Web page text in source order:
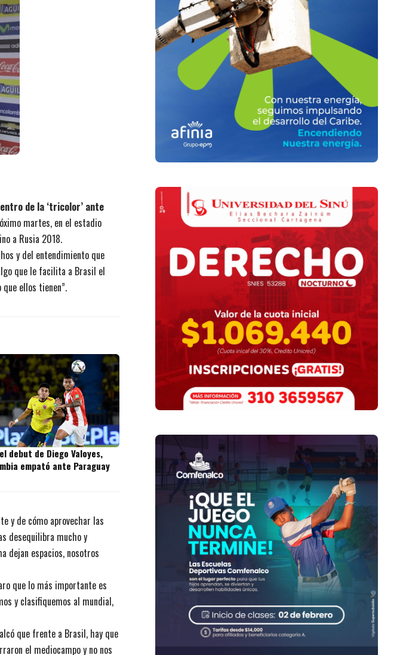
de la ‘tricolor’ ante
martes, en el estadio
a Rusia 2018.
y del entendimiento que
que le facilita a Brasil el
ellos tienen”.
debut de Diego Valoyes,
empató ante Paraguay
y de cómo aprovechar las
desequilibra mucho y
dejan espacios, nosotros
que lo más importante es
y clasifiquemos al mundial,
que frente a Brasil, hay que
el mediocampo y no nos